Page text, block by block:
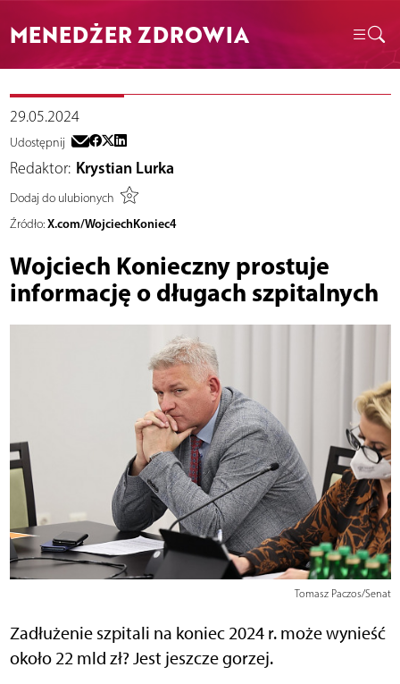
MENEDŻER ZDROWIA
29.05.2024
Udostępnij
Redaktor: Krystian Lurka
Dodaj do ulubionych
Źródło: X.com/WojciechKoniec4
Wojciech Konieczny prostuje
informację o długach szpitalnych
Tomasz Paczos/Senat
Zadłużenie szpitali na koniec 2024 r. może wynieść
około 22 mld zł? Jest jeszcze gorzej.